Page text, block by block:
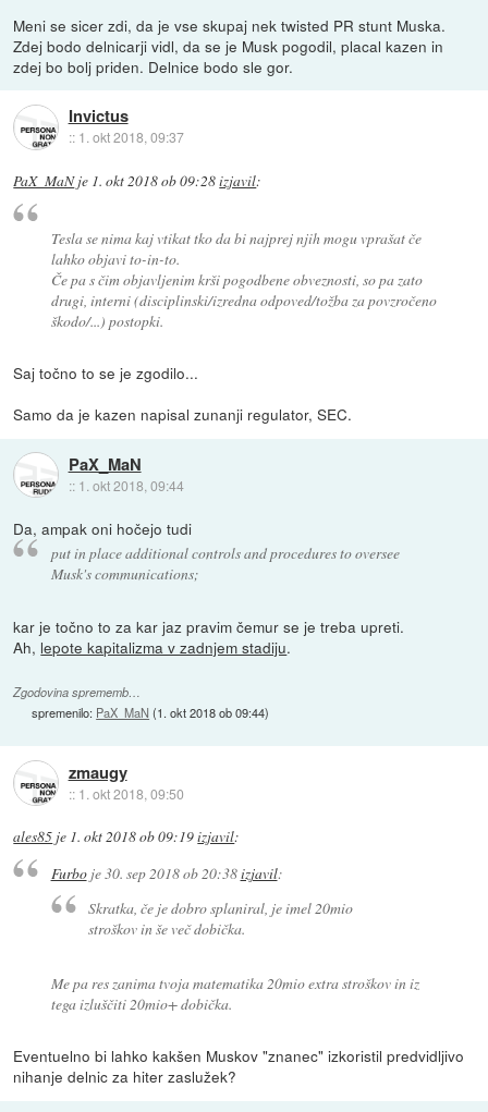
Meni se sicer zdi, da je vse skupaj nek twisted PR stunt Muska.
Zdej bodo delnicarji vidl, da se je Musk pogodil, placal kazen in
zdej bo bolj priden. Delnice bodo sle gor.
Invictus
:: 1. okt 2018, 09:37
PaX_MaNje 1. okt 2018 ob 09:28izjavil:
Tesla se nima kaj vtikat tko da bi najprej njih mogu vprašat če
lahko objavi to-in-to.
Če pa s čim objavljenim krši pogodbene obveznosti, so pa zato
drugi, interni (disciplinski/izredna odpoved/tožba za povzročeno
škodo/...) postopki.
Saj točno to se je zgodilo...
Samo da je kazen napisal zunanji regulator, SEC.
PaX_MaN
:: 1. okt 2018, 09:44
Da, ampak oni hočejo tudi
put in place additional controls and procedures to oversee
Musk's communications;
kar je točno to za kar jaz pravim čemur se je treba upreti.
Ah, lepote kapitalizma v zadnjem stadiju.
Zgodovina sprememb…
spremenilo: PaX_MaN (1. okt 2018 ob 09:44)
zmaugy
:: 1. okt 2018, 09:50
ales85 je 1. okt 2018 ob 09:19izjavil:
Furboje30. sep 2018 ob 20:38izjavil:
Skratka, če je dobro splaniral, je imel 20mio
stroškov in še več dobička.
Me pa res zanima tvoja matematika 20mio extra stroškov in iz
tega izluščiti 20mio+ dobička.
Eventuelno bi lahko kakšen Muskov "znanec" izkoristil predvidljivo
nihanje delnic za hiter zaslužek?